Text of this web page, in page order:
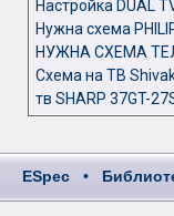
Настройка DUAL
Нужна схема
НУЖНА СХЕМА
Схема на ТВ
тв SHARP 37GT-
ESpec •